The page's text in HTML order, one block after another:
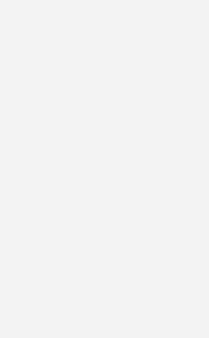
Wärmeversorgung und ein
lobte Helge-Uve Braun, Präsident
(BVG). Es greife wichtige
Zugleich mahnte er jedoch, dass auch
Geothermie ausreichend
„eine erfolgreiche Wärmewende nur
geothermischen Potenziale
aktuelle Studien deutscher
zu dem Ergebnis gekommen, dass
einen Großteil des deutschen
angeschobene Prozess müsse nun
(kw)
geht in Deutschland?
senken